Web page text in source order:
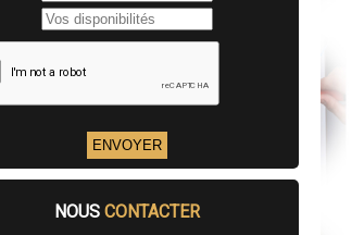
NOUS CONTACTER